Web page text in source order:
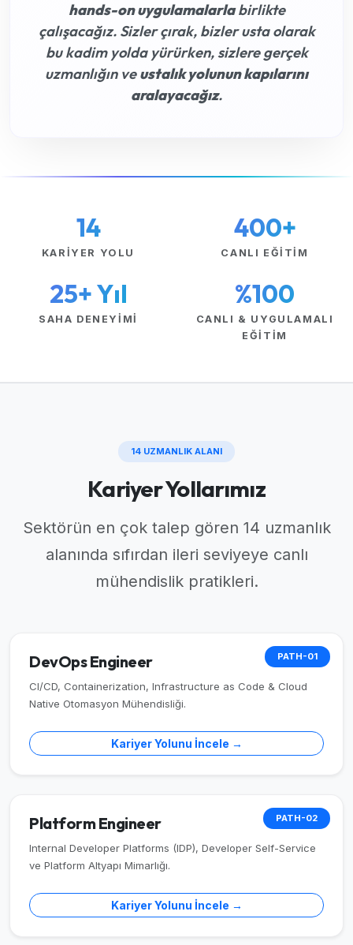
hands-on uygulamalarlabirlikte
çalışacağız. Sizler çırak, bizler usta olarak
bu kadim yolda yürürken, sizlere gerçek
uzmanlığın veustalık yolunun kapılarını
aralayacağız.
14
KARIYER YOLU
400+
CANLI EĞITIM
25+ Yıl
SAHA DENEYIMI
%100
CANLI & UYGULAMALI
EĞITIM
14 UZMANLIK ALANI
Kariyer Yollarımız
Sektörün en çok talep gören 14 uzmanlık
alanında sıfırdan ileri seviyeye canlı
mühendislik pratikleri.
PATH-01
DevOps Engineer
CI/CD, Containerization, Infrastructure as Code & Cloud
Native Otomasyon Mühendisliği.
Kariyer Yolunu İncele →
PATH-02
Platform Engineer
Internal Developer Platforms (IDP), Developer Self-Service
ve Platform Altyapı Mimarlığı.
Kariyer Yolunu İncele →